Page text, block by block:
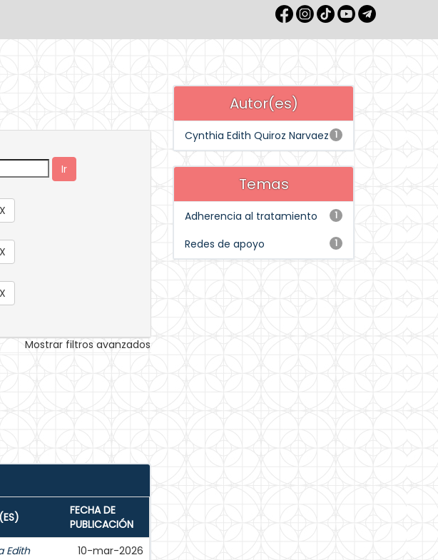
Mostrar filtros avanzados
FECHA DE
PUBLICACIÓN
Edith
10-mar-2026
Autor(es)
1
Cynthia Edith Quiroz Narvaez
Temas
1
Adherencia al tratamiento
1
Redes de apoyo